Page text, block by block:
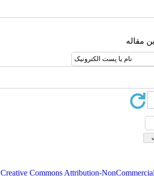
مقاله
Creative Commons Attribution-